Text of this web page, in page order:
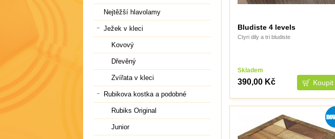
Bludiste 4 levels
Ctyri dily a tri bludiste
Skladem
390,00 Kč
Nejtěžší hlavolamy
Ježek v kleci
Kovový
Dřevěný
Zvířata v kleci
Rubikova kostka a podobné
Rubiks Original
Junior